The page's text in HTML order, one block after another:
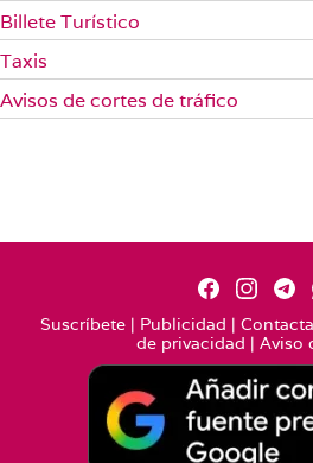
Billete Turístico
Taxis
Avisos de cortes de tráfico
Suscríbete | Publicidad | Contacta
de privacidad | Aviso